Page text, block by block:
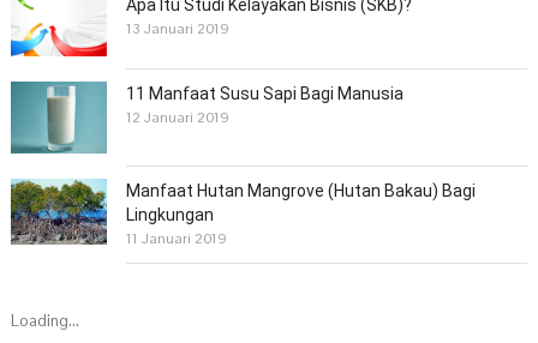
Apa Itu Studi Kelayakan Bisnis (SKB)?
13 Januari 2019
11 Manfaat Susu Sapi Bagi Manusia
12 Januari 2019
Manfaat Hutan Mangrove (Hutan Bakau) Bagi
Lingkungan
11 Januari 2019
Loading...